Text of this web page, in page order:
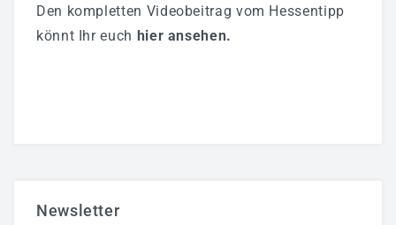
Den kompletten Videobeitrag vom Hessentipp
könnt Ihr euch hier ansehen.
Newsletter